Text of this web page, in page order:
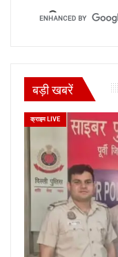
बड़ी खबरें
क्राइम LIVE